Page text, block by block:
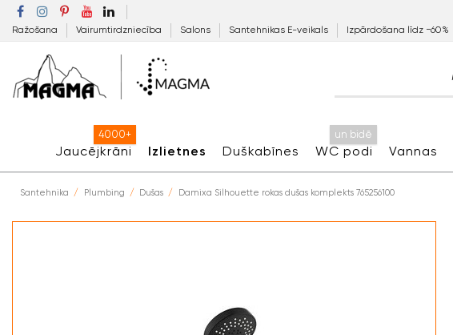
Ražošana Vairumtirdzniecība Salons Santehnikas E-veikals Izpārdošana līdz −60%
Jaucējkrāni
4000+
Izlietnes Duškabīnes WC podi
un bidē
Vannas
Santehnika Plumbing Dušas Damixa Silhouette rokas dušas komplekts 765256100